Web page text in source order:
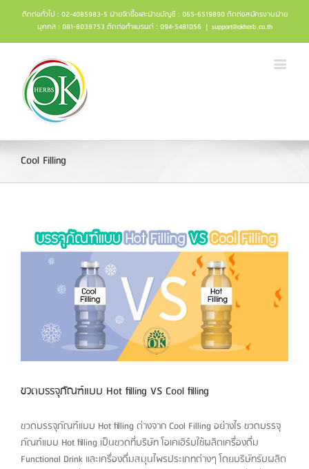
ติดต่อทั่วไป : 02-4085983-5 ฝ่ายจัดซื้อและฝ่ายบัญชี : 065-6519890 ติดต่อสมัครงานฝ่าย
บุคคล : 081-8038753 ติดต่อทำแบรนด์ : 094-5481056 | support@okherb.co.th
Cool Filling
ขวดบรรจุภัณฑ์แบบ Hot filling VS Cool filling
ขวดบรรจุภัณฑ์แบบ Hot filling ต่างจาก Cool Filling อย่างไร ขวดบรรจุ
ภัณฑ์แบบ Hot filling เป็นขวดที่บริษัท โอเคเฮิร์บใช้ผลิตเครื่องดื่ม
Functional Drink และเครื่องดื่มสมุนไพรประเภทต่างๆ โดยบริษัทรับผลิต